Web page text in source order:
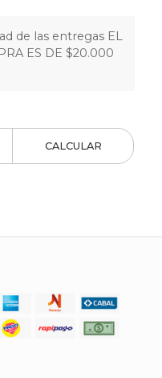
de las entregas EL
ES DE $20.000
CALCULAR